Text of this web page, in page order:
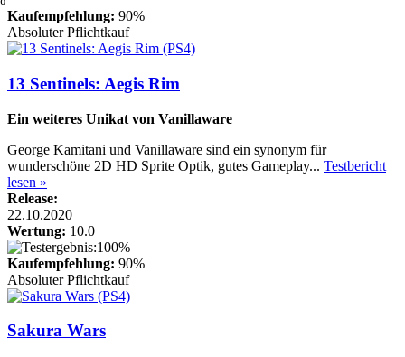
Kaufempfehlung: 90%
Absoluter Pflichtkauf
13 Sentinels: Aegis Rim
Ein weiteres Unikat von Vanillaware
George Kamitani und Vanillaware sind ein synonym für
wunderschöne 2D HD Sprite Optik, gutes Gameplay... Testbericht
lesen »
Release:
22.10.2020
Wertung: 10.0
Kaufempfehlung: 90%
Absoluter Pflichtkauf
Sakura Wars